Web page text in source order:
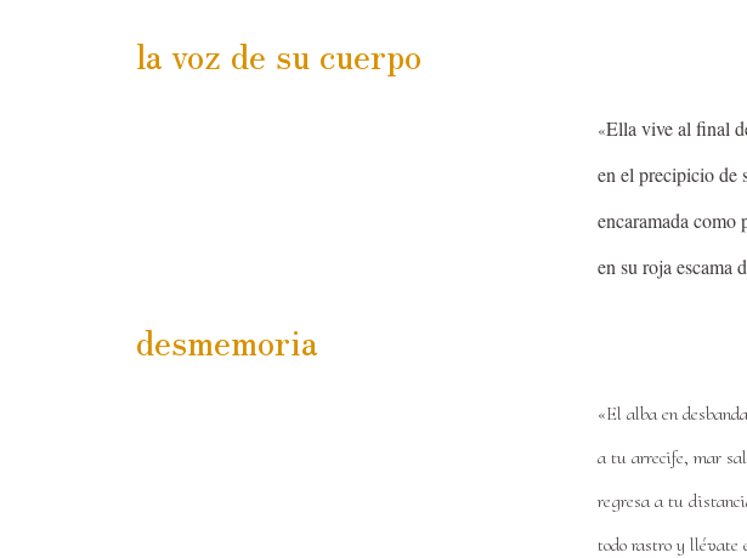
la voz de su cuerpo
«Ella vive al final
en el precipicio de
encaramada como
en su roja escama
desmemoria
«El alba en
a tu arrecife, mar
regresa a tu
todo rastro y llévate